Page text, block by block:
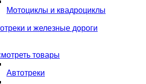
Мотоциклы и квадроциклы
и железные дороги
товары
Автотреки